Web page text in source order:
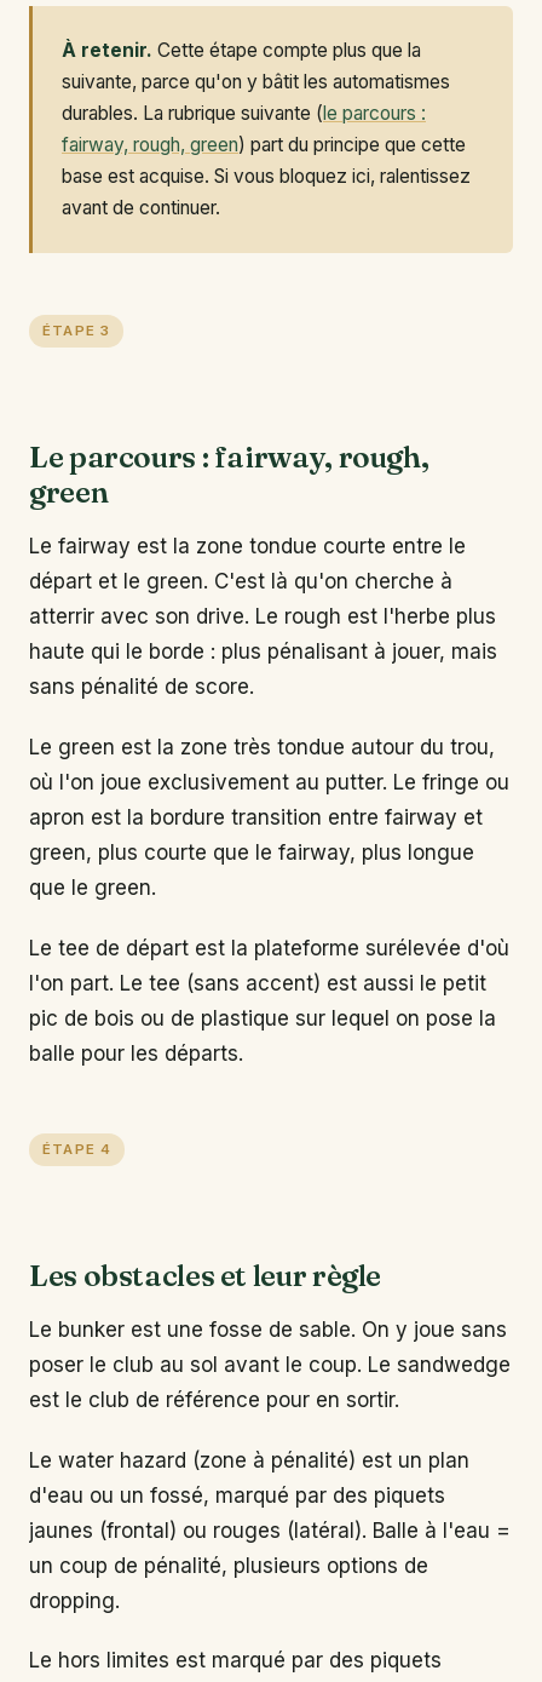
À retenir. Cette étape compte plus que la
suivante, parce qu'on y bâtit les automatismes
durables. La rubrique suivante (le parcours :
fairway, rough, green) part du principe que cette
base est acquise. Si vous bloquez ici, ralentissez
avant de continuer.
ÉTAPE 3
Le parcours : fairway, rough,
green
Le fairway est la zone tondue courte entre le
départ et le green. C'est là qu'on cherche à
atterrir avec son drive. Le rough est l'herbe plus
haute qui le borde : plus pénalisant à jouer, mais
sans pénalité de score.
Le green est la zone très tondue autour du trou,
où l'on joue exclusivement au putter. Le fringe ou
apron est la bordure transition entre fairway et
green, plus courte que le fairway, plus longue
que le green.
Le tee de départ est la plateforme surélevée d'où
l'on part. Le tee (sans accent) est aussi le petit
pic de bois ou de plastique sur lequel on pose la
balle pour les départs.
ÉTAPE 4
Les obstacles et leur règle
Le bunker est une fosse de sable. On y joue sans
poser le club au sol avant le coup. Le sandwedge
est le club de référence pour en sortir.
Le water hazard (zone à pénalité) est un plan
d'eau ou un fossé, marqué par des piquets
jaunes (frontal) ou rouges (latéral). Balle à l'eau =
un coup de pénalité, plusieurs options de
dropping.
Le hors limites est marqué par des piquets